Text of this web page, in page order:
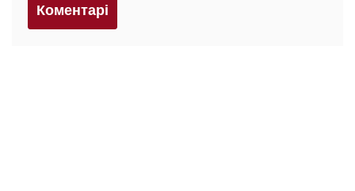
Коментарi